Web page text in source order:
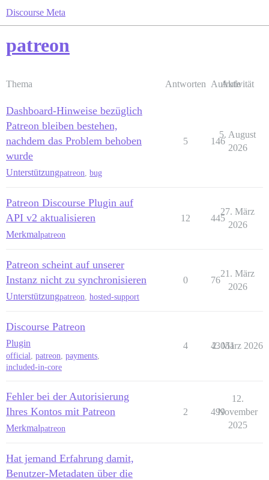
Discourse Meta
patreon
Thema Antworten Aufrufe
Aktivität
Dashboard-Hinweise bezüglich
Patreon bleiben bestehen,
nachdem das Problem behoben
wurde
Unterstützungpatreon bug
5 146
5. August
2026
Patreon Discourse Plugin auf
API v2 aktualisieren
Merkmalpatreon
12 445
27. März
2026
Patreon scheint auf unserer
Instanz nicht zu synchronisieren
Unterstützungpatreon hosted-support
0 76
21. März
2026
Discourse Patreon
Plugin
official, patreon, payments,
included-in-core
4 43051
2. März 2026
Fehler bei der Autorisierung
Ihres Kontos mit Patreon
Merkmalpatreon
2 499
12.
November
2025
Hat jemand Erfahrung damit,
Benutzer-Metadaten über die